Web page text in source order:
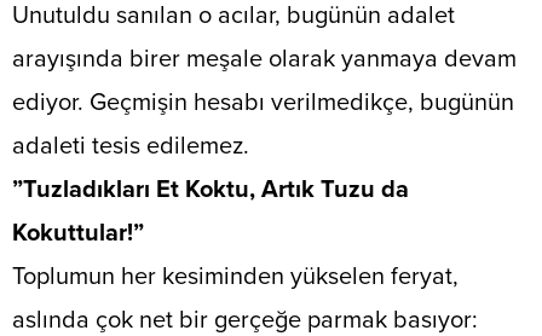
Unutuldu sanılan o acılar, bugünün adalet
arayışında birer meşale olarak yanmaya devam
ediyor. Geçmişin hesabı verilmedikçe, bugünün
adaleti tesis edilemez.
​”Tuzladıkları Et Koktu, Artık Tuzu da
Kokuttular!”
​Toplumun her kesiminden yükselen feryat,
aslında çok net bir gerçeğe parmak basıyor: